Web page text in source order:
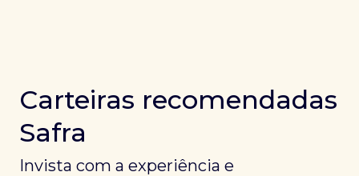
Carteiras recomendadas
Safra
Invista com a experiência e